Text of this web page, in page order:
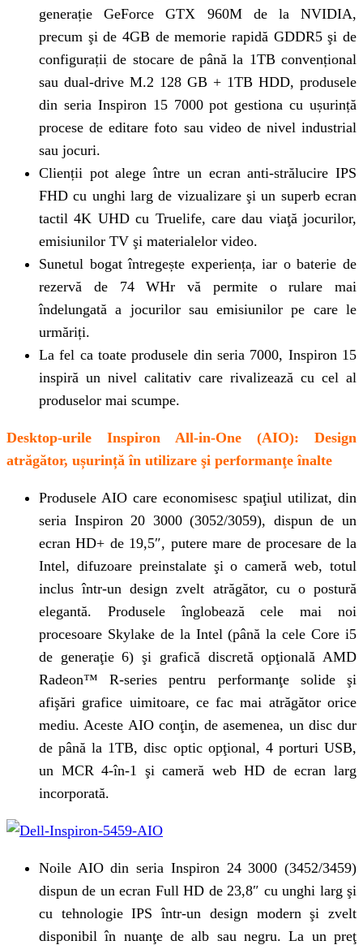
generație GeForce GTX 960M de la NVIDIA,
precum şi de 4GB de memorie rapidă GDDR5 şi de
configurații de stocare de până la 1TB convențional
sau dual-drive M.2 128 GB + 1TB HDD, produsele
din seria Inspiron 15 7000 pot gestiona cu ușurință
procese de editare foto sau video de nivel industrial
sau jocuri.
Clienții pot alege între un ecran anti-strălucire IPS
FHD cu unghi larg de vizualizare şi un superb ecran
tactil 4K UHD cu Truelife, care dau viaţă jocurilor,
emisiunilor TV şi materialelor video.
Sunetul bogat întregește experiența, iar o baterie de
rezervă de 74 WHr vă permite o rulare mai
îndelungată a jocurilor sau emisiunilor pe care le
urmăriți.
La fel ca toate produsele din seria 7000, Inspiron 15
inspiră un nivel calitativ care rivalizează cu cel al
produselor mai scumpe.
Desktop-urile Inspiron All-in-One (AIO): Design
atrăgător, ușurință în utilizare şi performanţe înalte
Produsele AIO care economisesc spaţiul utilizat, din
seria Inspiron 20 3000 (3052/3059), dispun de un
ecran HD+ de 19,5″, putere mare de procesare de la
Intel, difuzoare preinstalate şi o cameră web, totul
inclus într-un design zvelt atrăgător, cu o postură
elegantă. Produsele înglobează cele mai noi
procesoare Skylake de la Intel (până la cele Core i5
de generaţie 6) şi grafică discretă opţională AMD
Radeon™ R-series pentru performanţe solide şi
afişări grafice uimitoare, ce fac mai atrăgător orice
mediu. Aceste AIO conţin, de asemenea, un disc dur
de până la 1TB, disc optic opţional, 4 porturi USB,
un MCR 4-în-1 şi cameră web HD de ecran larg
incorporată.
Noile AIO din seria Inspiron 24 3000 (3452/3459)
dispun de un ecran Full HD de 23,8″ cu unghi larg şi
cu tehnologie IPS într-un design modern şi zvelt
disponibil în nuanţe de alb sau negru. La un preţ